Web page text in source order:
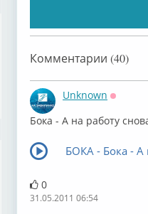
Комментарии (40)
Unknown
Бока - А на работу
БОКА - Бока - А
0
31.05.2011 06:54